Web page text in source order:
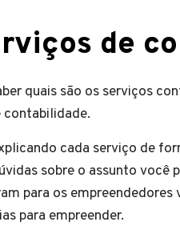
de
quais são os serviços
cada serviço de
sobre o assunto você
para os
para empreender.